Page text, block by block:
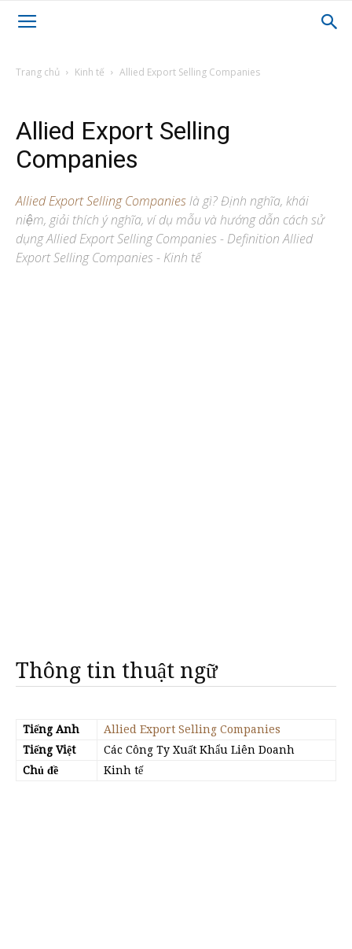
Trang chủ Kinh tế Allied Export Selling Companies
Allied Export Selling
Companies
Allied Export Selling Companieslà gì? Định nghĩa, khái
niệm, giải thích ý nghĩa, ví dụ mẫu và hướng dẫn cách sử
dụng Allied Export Selling Companies - Definition Allied
Export Selling Companies - Kinh tế
Thông tin thuật ngữ
Tiếng Anh
Allied Export Selling Companies
Tiếng Việt
Các Công Ty Xuất Khẩu Liên Doanh
Chủ đề
Kinh tế